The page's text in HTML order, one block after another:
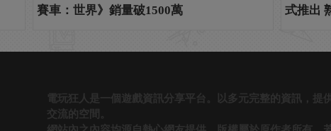
賽車：世界》銷量破1500萬
式推出
電玩狂人是一個遊戲資訊分享平台。以多元完整的資訊，提
交流的空間。